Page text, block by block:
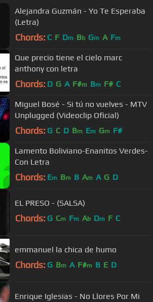
Alejandra Guzmán - Yo Te Esperaba
(Letra)
Chords: C F Dm Bb Gm A Fm
Que precio tiene el cielo marc
anthony con letra
Chords: D G A F#m Bm F# C
Miguel Bosé - Si tú no vuelves - MTV
Unplugged (Videoclip Oficial)
Chords: G C D Bm Em Gm F#
Lamento Boliviano-Enanitos Verdes-
Con Letra
Chords: Em Bm B Am A G D
EL PRESO - (SALSA)
Chords: G Cm Fm Ab Dm F C
emmanuel la chica de humo
Chords: G Bm A F#m B E D
Enrique Iglesias - No Llores Por Mi